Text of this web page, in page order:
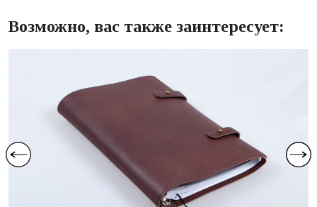
Возможно, вас также заинтересует: